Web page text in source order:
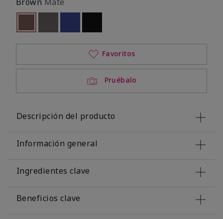
seleccionado
Out of stock
Pruébalo
Favoritos
Descripción del producto
Información general
Ingredientes clave
Beneficios clave